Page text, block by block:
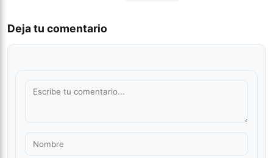
Deja tu comentario